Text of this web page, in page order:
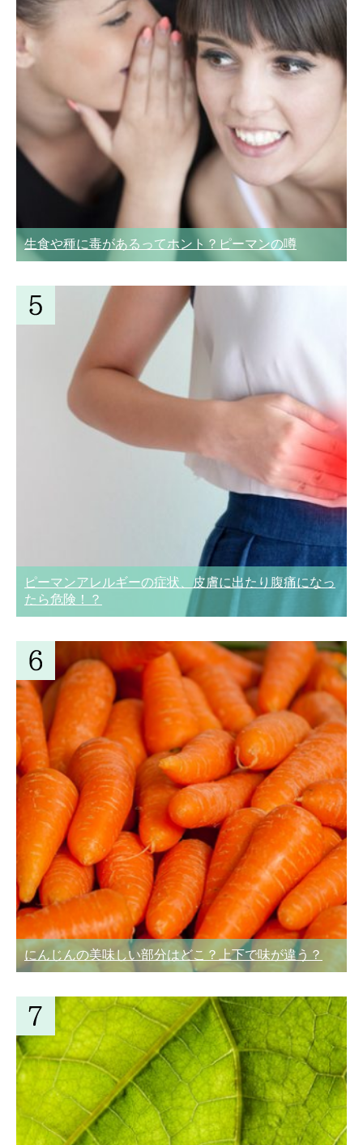
生食や種に毒があるってホント？ピーマンの噂
ピーマンアレルギーの症状、皮膚に出たり腹痛になっ
たら危険！？
にんじんの美味しい部分はどこ？上下で味が違う？